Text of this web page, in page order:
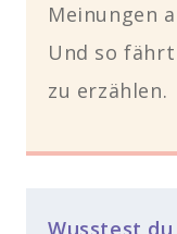
Meinungen
Und so
zu erzählen.
Wusstest du